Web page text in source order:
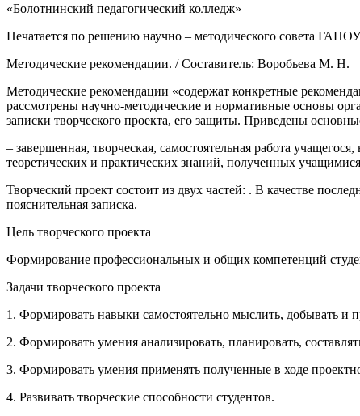
«Болотнинский педагогический колледж»
Печатается по решению научно – методического совета
Методические рекомендации. / Составитель: Воробьева М. Н.
Методические рекомендации «содержат конкретные
рассмотрены научно-методические и нормативные основы
записки творческого проекта, его защиты. Приведены
– завершенная, творческая, самостоятельная работа
теоретических и практических знаний, полученных
Творческий проект состоит из двух частей: . В качестве
пояснительная записка.
Цель творческого проекта
Формирование профессиональных и общих компетенций
Задачи творческого проекта
1. Формировать навыки самостоятельно мыслить, добывать и
2. Формировать умения анализировать, планировать,
3. Формировать умения применять полученные в ходе
4. Развивать творческие способности студентов.